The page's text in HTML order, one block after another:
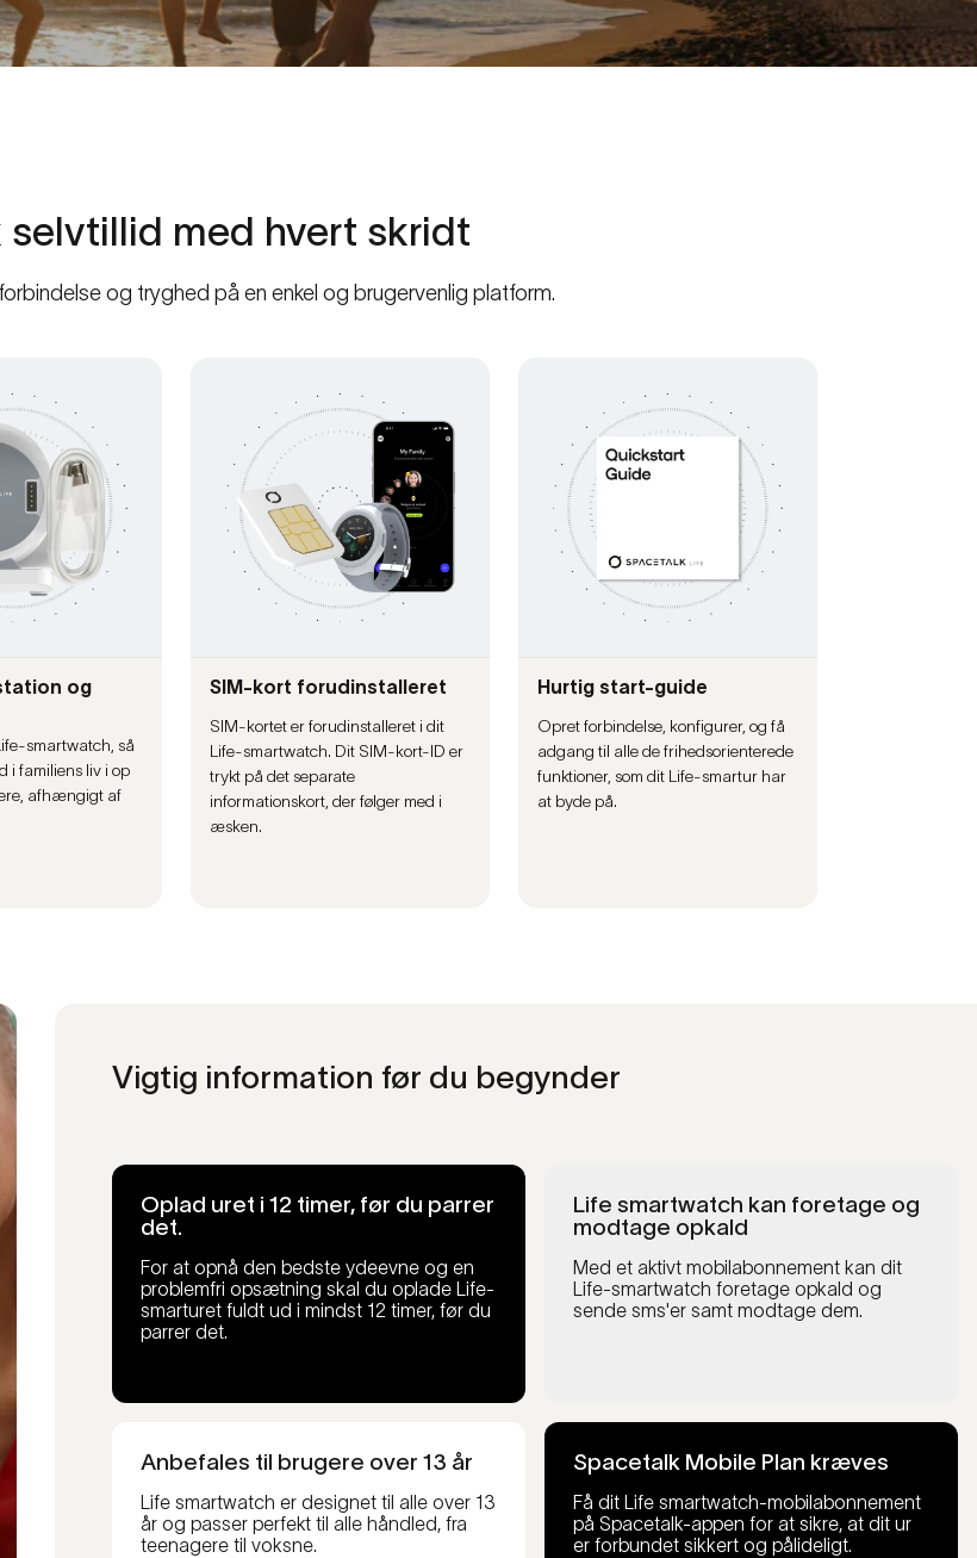
selvtillid med hvert skridt
og tryghed på en enkel og brugervenlig platform.
og
smartwatch, så
i familiens liv i op
afhængigt af
SIM-kort forudinstalleret
SIM-kortet er forudinstalleret i dit
Life-smartwatch. Dit SIM-kort-ID er
trykt på det separate
informationskort, der følger med i
æsken.
Hurtig start-guide
Opret forbindelse, konfigurer, og få
adgang til alle de frihedsorienterede
funktioner, som dit Life-smartur har
at byde på.
Vigtig information før du begynder
Oplad uret i 12 timer, før du parrer
det.
For at opnå den bedste ydeevne og en
problemfri opsætning skal du oplade Life-
smarturet fuldt ud i mindst 12 timer, før du
parrer det.
Life smartwatch kan foretage og
modtage opkald
Med et aktivt mobilabonnement kan dit
Life-smartwatch foretage opkald og
sende sms'er samt modtage dem.
Anbefales til brugere over 13 år
Life smartwatch er designet til alle over 13
år og passer perfekt til alle håndled, fra
teenagere til voksne.
Spacetalk Mobile Plan kræves
Få dit Life smartwatch-mobilabonnement
på Spacetalk-appen for at sikre, at dit ur
er forbundet sikkert og pålideligt.